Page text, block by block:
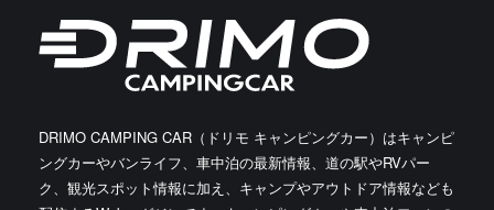
DRIMO CAMPING CAR（ドリモ キャンピングカー）はキャンピ
ングカーやバンライフ、車中泊の最新情報、道の駅やRVパー
ク、観光スポット情報に加え、キャンプやアウトドア情報なども